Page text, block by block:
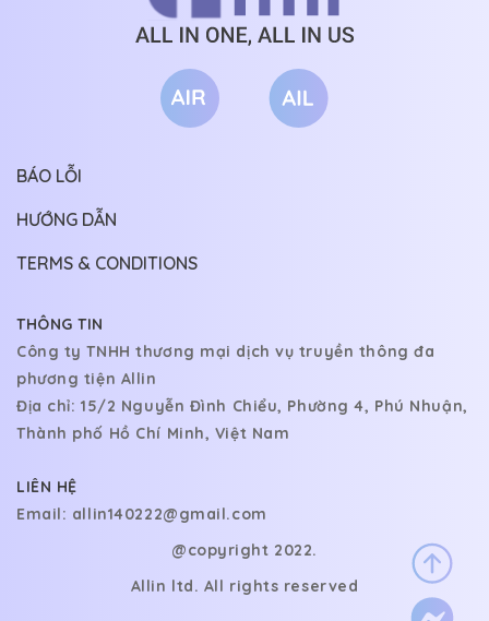
THÔNG TIN
Công ty TNHH thương mại dịch vụ truyền thông đa
phương tiện Allin
Địa chỉ: 15/2 Nguyễn Đình Chiểu, Phường 4, Phú Nhuận,
Thành phố Hồ Chí Minh, Việt Nam
LIÊN HỆ
Email: allin140222@gmail.com
@copyright 2022.
Allin ltd. All rights reserved
BÁO LỖI
HƯỚNG DẪN
TERMS & CONDITIONS